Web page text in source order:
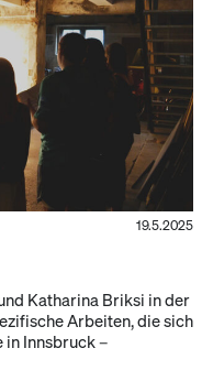
19.5.2025
Katharina Briksi in der
Arbeiten, die sich
in Innsbruck –